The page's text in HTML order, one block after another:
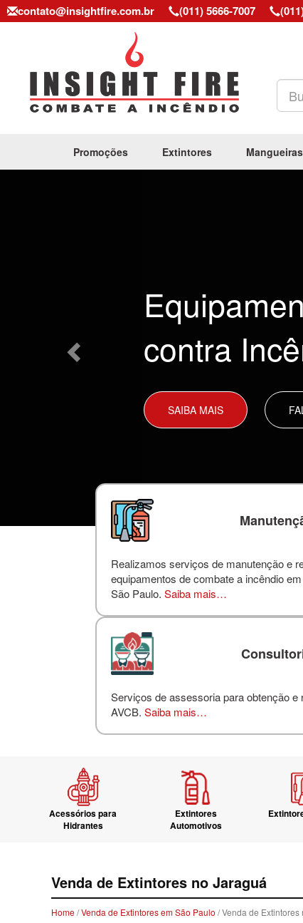
contato@insightfire.com.br (011) 5666-7007
Promoções Extintores
contra
SAIBA MAIS
Realizamos serviços de manutenção e
equipamentos de combate a incêndio
São Paulo.Saiba mais…
Serviços de assessoria para obtenção e
AVCB.Saiba mais…
Acessórios para
Hidrantes
Extintores
Automotivos
Venda de Extintores no Jaraguá
Home/Venda de Extintores em São Paulo / Venda de Extintores